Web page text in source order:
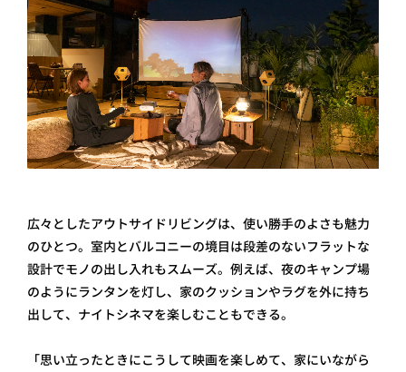
広々としたアウトサイドリビングは、使い勝手のよさも魅力
のひとつ。室内とバルコニーの境目は段差のないフラットな
設計でモノの出し入れもスムーズ。例えば、夜のキャンプ場
のようにランタンを灯し、家のクッションやラグを外に持ち
出して、ナイトシネマを楽しむこともできる。
「思い立ったときにこうして映画を楽しめて、家にいながら